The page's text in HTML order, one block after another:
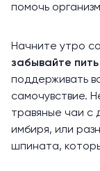
помочь
Начните утро
забывайте
поддерживать
самочувствие.
травяные чаи с
имбиря, или
шпината,